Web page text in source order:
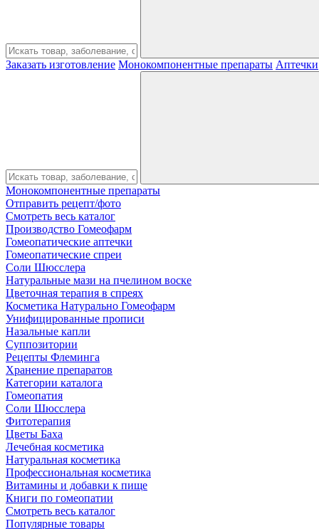
Заказать изготовление Монокомпонентные препараты Аптечки
Монокомпонентные препараты
Отправить рецепт/фото
Смотреть весь каталог
Производство Гомеофарм
Гомеопатические аптечки
Гомеопатические спреи
Соли Шюсслера
Натуральные мази на пчелином воске
Цветочная терапия в спреях
Косметика Натурально Гомеофарм
Унифицированные прописи
Назальные капли
Суппозитории
Рецепты Флеминга
Хранение препаратов
Категории каталога
Гомеопатия
Соли Шюсслера
Фитотерапия
Цветы Баха
Лечебная косметика
Натуральная косметика
Профессиональная косметика
Витамины и добавки к пище
Книги по гомеопатии
Смотреть весь каталог
Популярные товары